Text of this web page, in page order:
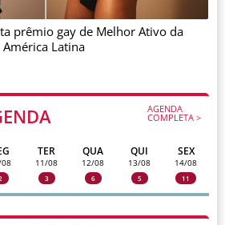
AGENDA
COMPLETA >
08
TER
11/08
3
QUA
12/08
6
QUI
13/08
5
SEX
14/08
11
prêmio gay de Melhor Ativo da
América Latina